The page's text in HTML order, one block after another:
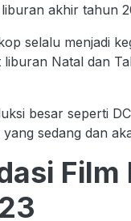
akhir tahun
selalu menjadi
liburan Natal dan
besar seperti
sedang dan